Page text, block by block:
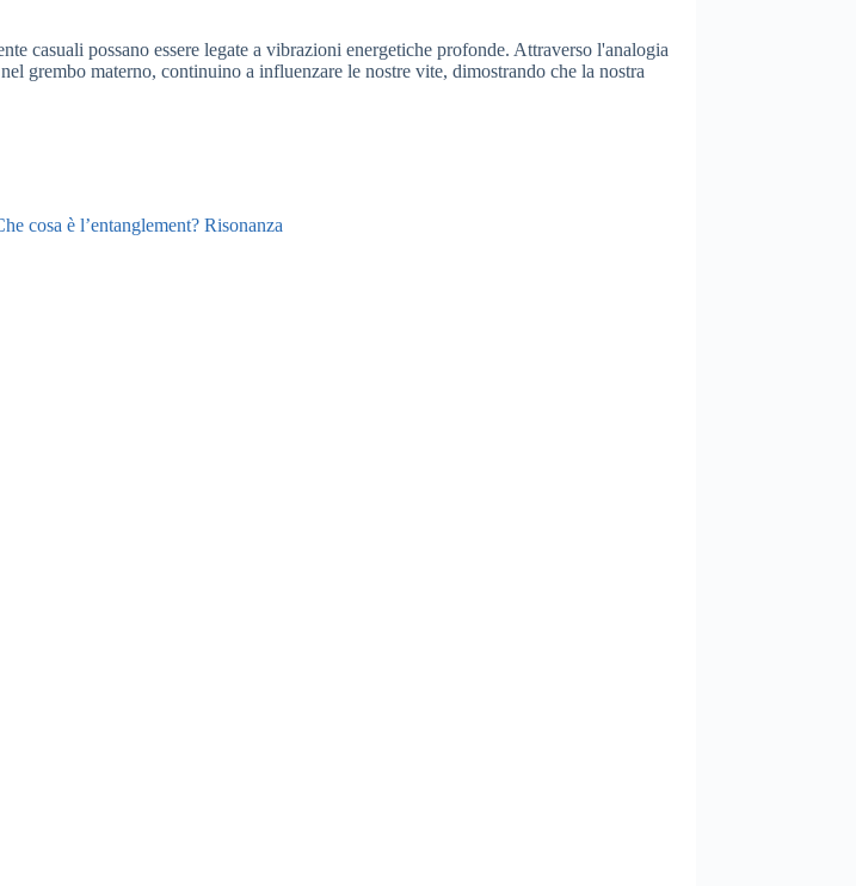
casuali possano essere legate a vibrazioni energetiche profonde. Attraverso l'analogia
grembo materno, continuino a influenzare le nostre vite, dimostrando che la nostra